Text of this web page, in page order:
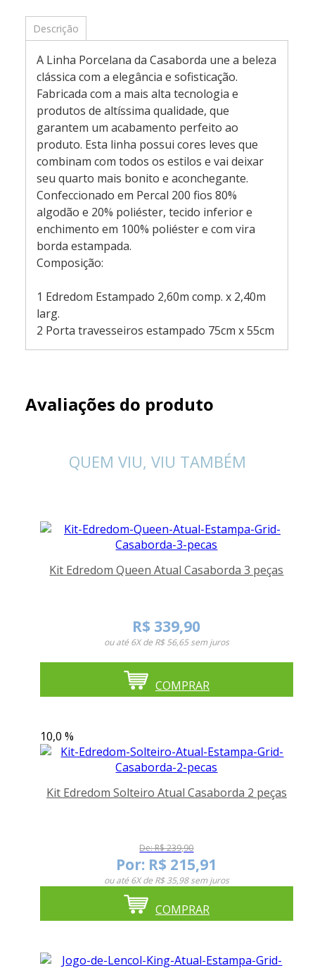
Descrição
A Linha Porcelana da Casaborda une a beleza
clássica com a elegância e sofisticação.
Fabricada com a mais alta tecnologia e
produtos de altíssima qualidade, que
garantem um acabamento perfeito ao
produto. Esta linha possui cores leves que
combinam com todos os estilos e vai deixar
seu quarto mais bonito e aconchegante.
Confeccionado em Percal 200 fios 80%
algodão e 20% poliéster, tecido inferior e
enchimento em 100% poliéster e com vira
borda estampada.
Composição:
1 Edredom Estampado 2,60m comp. x 2,40m
larg.
2 Porta travesseiros estampado 75cm x 55cm
Avaliações do produto
QUEM VIU, VIU TAMBÉM
Kit Edredom Queen Atual Casaborda 3 peças
R$ 339,90
ou até6X de R$ 56,65sem juros
COMPRAR
10,0 %
Kit Edredom Solteiro Atual Casaborda 2 peças
De: R$ 239,90
Por: R$ 215,91
ou até6X de R$ 35,98sem juros
COMPRAR